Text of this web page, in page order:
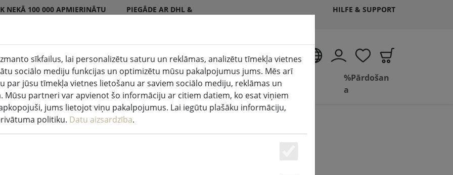
NEKĀ 100 000 APMIERINĀTU
PIEGĀDE AR DHL &
HILFE & SUPPORT
LV
sveces iekštelpās un ārpus
Virtuve un
pārtika
Dzīvesviet
a
Vannas
istaba
%Pārdošan
a
Gaismekļi
sīkfailus, lai personalizētu saturu un reklāmas, analizētu tīmekļa vietnes
sociālo mediju funkcijas un optimizētu mūsu pakalpojumus jums. Mēs arī
par jūsu tīmekļa vietnes lietošanu ar saviem sociālo mediju, reklāmas un
Mūsu partneri var apvienot šo informāciju ar citiem datiem, ko esat viņiem
jums lietojot viņu pakalpojumus. Lai iegūtu plašāku informāciju,
politiku. Datu aizsardzība.